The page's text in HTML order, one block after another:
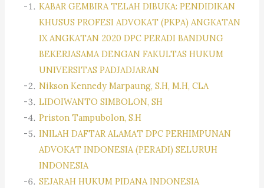
KABAR GEMBIRA TELAH DIBUKA: PENDIDIKAN
KHUSUS PROFESI ADVOKAT (PKPA) ANGKATAN
IX ANGKATAN 2020 DPC PERADI BANDUNG
BEKERJASAMA DENGAN FAKULTAS HUKUM
UNIVERSITAS PADJADJARAN
Nikson Kennedy Marpaung, S.H, M.H, CLA
LIDOIWANTO SIMBOLON, SH
Priston Tampubolon, S.H
INILAH DAFTAR ALAMAT DPC PERHIMPUNAN
ADVOKAT INDONESIA (PERADI) SELURUH
INDONESIA
SEJARAH HUKUM PIDANA INDONESIA